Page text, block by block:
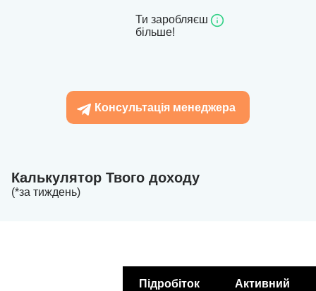
Ти заробляєш
більше!
Консультація менеджера
Калькулятор Твого доходу
(*за тиждень)
Підробіток Активний